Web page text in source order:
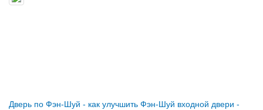
Дверь по Фэн-Шуй - как улучшить Фэн-Шуй входной двери -